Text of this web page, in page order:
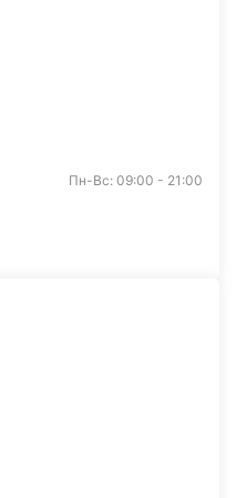
Пн-Вс: 09:00 - 21:00